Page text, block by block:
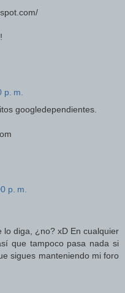
p. m.
googledependientes.
p. m.
lo diga, ¿no? xD En cualquier
que tampoco pasa nada si
sigues manteniendo mi foro